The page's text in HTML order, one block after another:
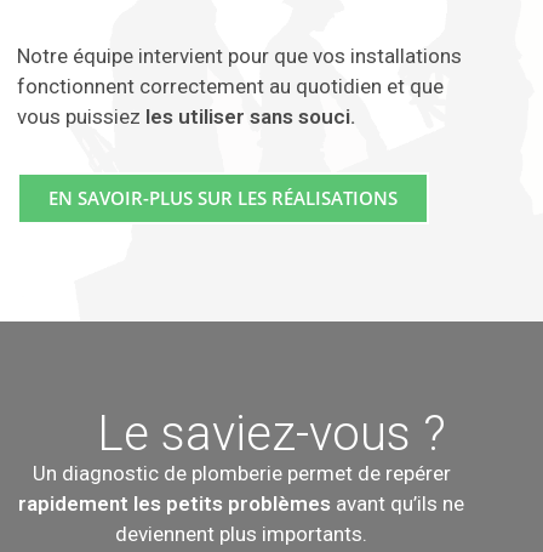
Notre équipe intervient pour que vos installations
fonctionnent correctement au quotidien et que
vous puissiez les utiliser sans souci.
EN SAVOIR-PLUS SUR LES RÉALISATIONS
Le saviez-vous ?
Un diagnostic de plomberie permet de repérer
rapidement les petits problèmes avant qu’ils ne
deviennent plus importants.